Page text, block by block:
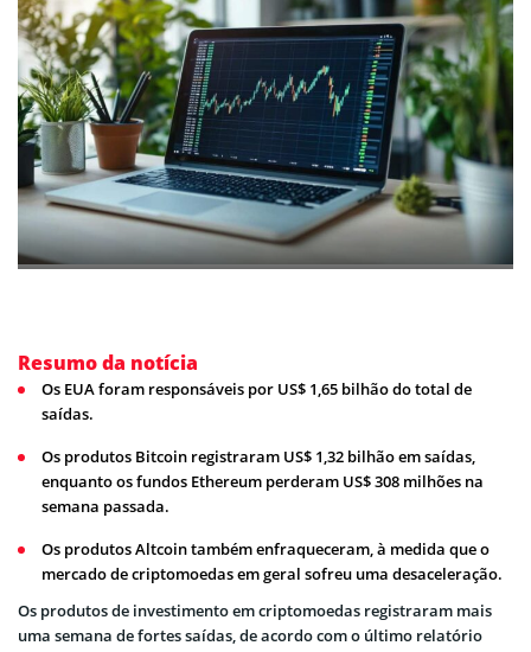
Resumo da notícia
Os EUA foram responsáveis por US$ 1,65 bilhão do total de
saídas.
Os produtos Bitcoin registraram US$ 1,32 bilhão em saídas,
enquanto os fundos Ethereum perderam US$ 308 milhões na
semana passada.
Os produtos Altcoin também enfraqueceram, à medida que o
mercado de criptomoedas em geral sofreu uma desaceleração.
Os produtos de investimento em criptomoedas registraram mais
uma semana de fortes saídas, de acordo com o último relatório